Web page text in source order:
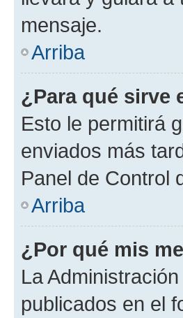
mensaje.
Arriba
¿Para qué sirve
Esto le permitirá
enviados más
Panel de Control
Arriba
¿Por qué mis
La
publicados en el